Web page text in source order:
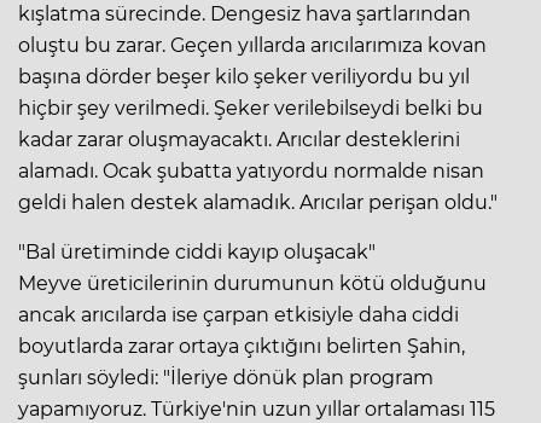
kışlatma sürecinde. Dengesiz hava şartlarından
oluştu bu zarar. Geçen yıllarda arıcılarımıza kovan
başına dörder beşer kilo şeker veriliyordu bu yıl
hiçbir şey verilmedi. Şeker verilebilseydi belki bu
kadar zarar oluşmayacaktı. Arıcılar desteklerini
alamadı. Ocak şubatta yatıyordu normalde nisan
geldi halen destek alamadık. Arıcılar perişan oldu."
"Bal üretiminde ciddi kayıp oluşacak"
Meyve üreticilerinin durumunun kötü olduğunu
ancak arıcılarda ise çarpan etkisiyle daha ciddi
boyutlarda zarar ortaya çıktığını belirten Şahin,
şunları söyledi: "İleriye dönük plan program
yapamıyoruz. Türkiye'nin uzun yıllar ortalaması 115